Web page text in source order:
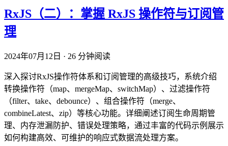
RxJS（二）：掌握 RxJS 操作符与订阅管
理
2024年07月12日 · 26 分钟阅读
深入探讨RxJS操作符体系和订阅管理的高级技巧，系统介绍
转换操作符（map、mergeMap、switchMap）、过滤操作符
（filter、take、debounce）、组合操作符（merge、
combineLatest、zip）等核心功能。详细阐述订阅生命周期管
理、内存泄漏防护、错误处理策略，通过丰富的代码示例展示
如何构建高效、可维护的响应式数据流处理方案。